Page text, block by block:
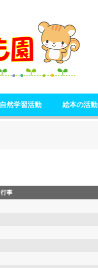
自然学習活動 絵本の活動
行事